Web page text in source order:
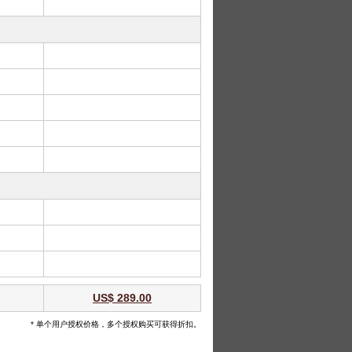
US$ 289.00
* 单个用户授权价格，多个授权购买可获得折扣。